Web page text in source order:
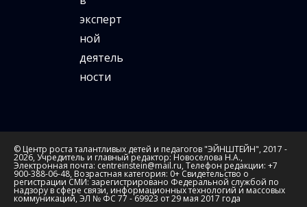
эксперт
ной
деятель
ности
© Центр роста талантливых детей и педагогов "ЭЙНШТЕЙН", 2017 -
2026, Учредитель и главный редактор: Новоселова Н.А.,
Электронная почта: centreinstein@mail.ru, Телефон редакции: +7
900-388-06-48, Возрастная категория: 0+ Свидетельство о
регистрации СМИ: зарегистрировано Федеральной службой по
надзору в сфере связи, информационных технологий и массовых
коммуникаций, ЭЛ № ФС 77 - 69923 от 29 мая 2017 года